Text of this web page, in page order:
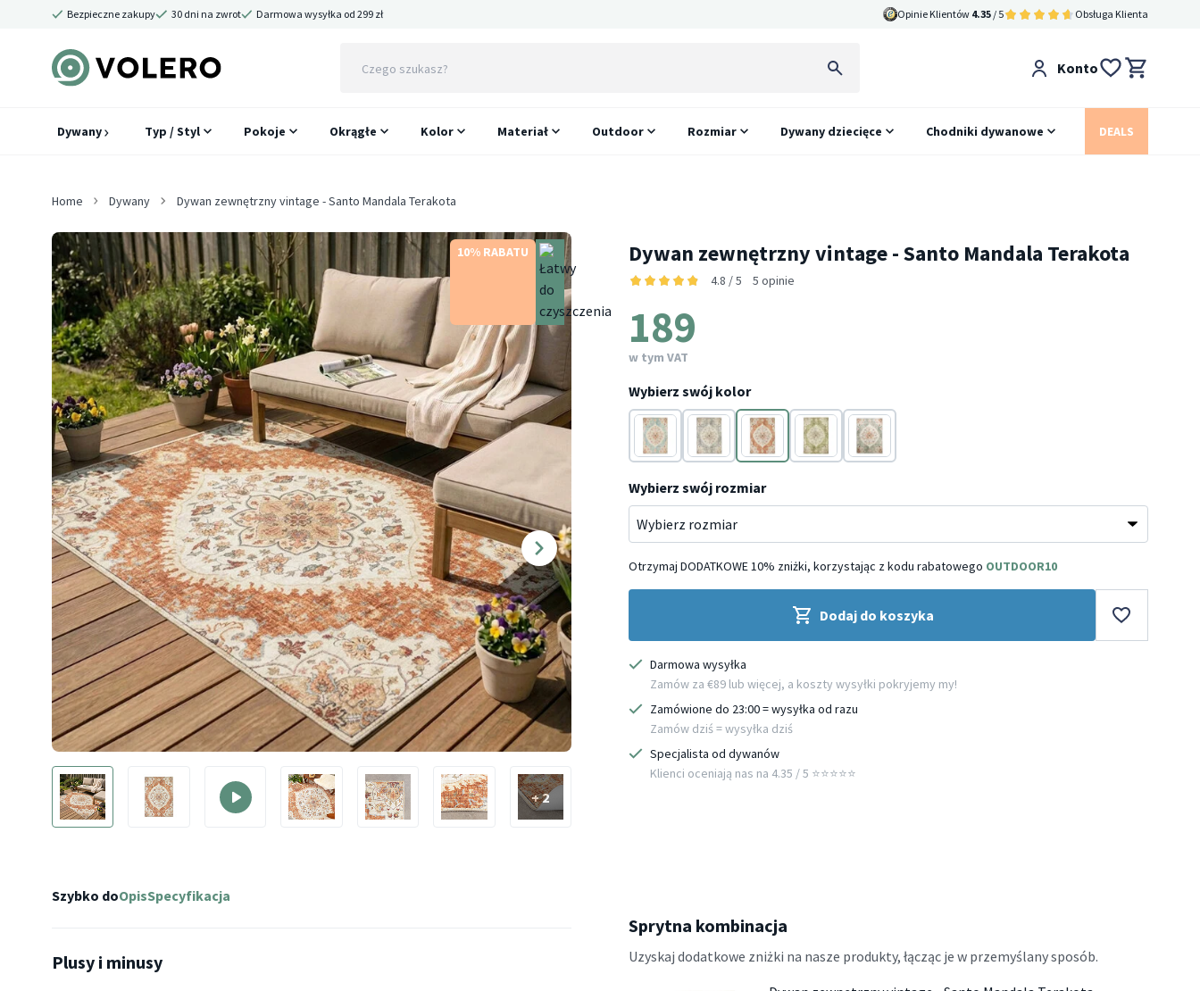
Bezpieczne zakupy 30 dni na zwrot Darmowa wysyłka od 299 zł Opinie Klientów 4.35 / 5 Obsługa Klienta
Konto
Dywany Typ / Styl Pokoje Okrągłe Kolor Materiał Outdoor Rozmiar Dywany dziecięce Chodniki dywanowe DEALS
Home Dywany Dywan zewnętrzny vintage - Santo Mandala Terakota
10% RABATU
+ 2
Dywan zewnętrzny vintage - Santo Mandala Terakota
4.8 / 5 5 opinie
189
w tym VAT
Wybierz swój kolor
NiebieskiSzary TerakotaZielony Zielony
Wybierz swój rozmiar
Otrzymaj DODATKOWE 10% zniżki, korzystając z kodu rabatowego OUTDOOR10
Dodaj do koszyka
Darmowa wysyłka
Zamów za €89 lub więcej, a koszty wysyłki pokryjemy my!
Zamówione do 23:00 = wysyłka od razu
Zamów dziś = wysyłka dziś
Specjalista od dywanów
Klienci oceniają nas na 4.35 / 5 ⭐️⭐️⭐️⭐️⭐️
Szybko doOpisSpecyfikacja
Plusy i minusy
Sprytna kombinacja
Uzyskaj dodatkowe zniżki na nasze produkty, łącząc je w przemyślany sposób.